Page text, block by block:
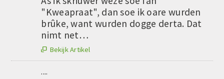
"Kweapraat", dan soe ik oare wurden
brûke, want wurden dogge derta. Dat
nimt net…
 Bekijk Artikel
....